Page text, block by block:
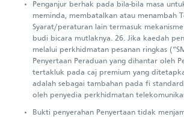
Penganjur berhak pada bila-bila masa
meminda, membatalkan atau menambah
Syarat/peraturan lain termasuk
budi bicara mutlaknya. 26. Jika kaedah
melalui perkhidmatan pesanan ringkas
Penyertaan Peraduan yang dihantar oleh
tertakluk pada caj premium yang
adalah sebagai tambahan pada fi
oleh penyedia perkhidmatan
Bukti penyerahan Penyertaan tidak